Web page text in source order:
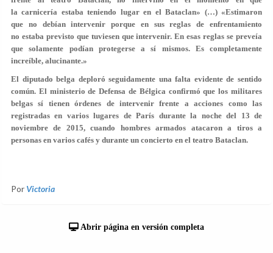
la carnicería estaba teniendo lugar en el Bataclan» (…) «Estimaron
que no debían intervenir porque en sus reglas de enfrentamiento
no estaba previsto que tuviesen que intervenir. En esas reglas se preveía
que solamente podían protegerse a sí mismos. Es completamente
increíble, alucinante.»
El diputado belga deploró seguidamente una falta evidente de sentido
común. El ministerio de Defensa de Bélgica confirmó que los militares
belgas sí tienen órdenes de intervenir frente a acciones como las
registradas en varios lugares de París durante la noche del 13 de
noviembre de 2015, cuando hombres armados atacaron a tiros a
personas en varios cafés y durante un concierto en el teatro Bataclan.
Por Victoria
Abrir página en versión completa